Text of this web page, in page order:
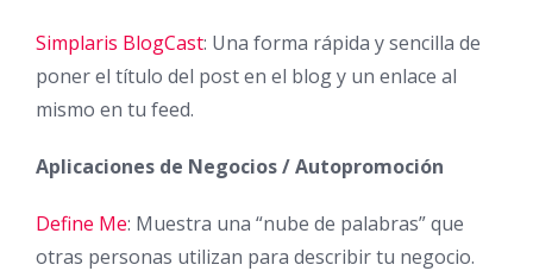
Simplaris BlogCast: Una forma rápida y sencilla de
poner el título del post en el blog y un enlace al
mismo en tu feed.
Aplicaciones de Negocios / Autopromoción
Define Me: Muestra una “nube de palabras” que
otras personas utilizan para describir tu negocio.